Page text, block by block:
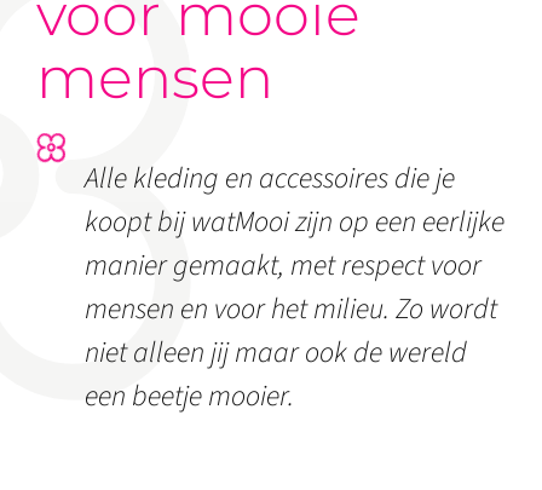
voor mooie
mensen
Alle kleding en accessoires die je
koopt bij watMooi zijn op een eerlijke
manier gemaakt, met respect voor
mensen en voor het milieu. Zo wordt
niet alleen jij maar ook de wereld
een beetje mooier.